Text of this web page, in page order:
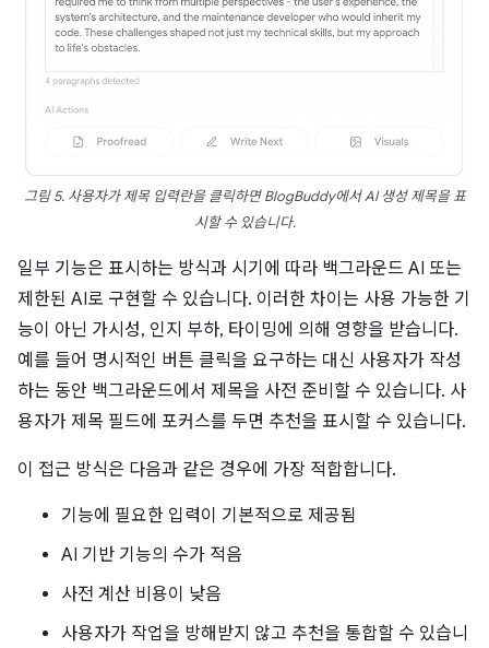
그림 5. 사용자가 제목 입력란을 클릭하면 BlogBuddy에서 AI 생성 제목을 표
시할 수 있습니다.
일부 기능은 표시하는 방식과 시기에 따라 백그라운드 AI 또는
제한된 AI로 구현할 수 있습니다. 이러한 차이는 사용 가능한 기
능이 아닌 가시성, 인지 부하, 타이밍에 의해 영향을 받습니다.
예를 들어 명시적인 버튼 클릭을 요구하는 대신 사용자가 작성
하는 동안 백그라운드에서 제목을 사전 준비할 수 있습니다. 사
용자가 제목 필드에 포커스를 두면 추천을 표시할 수 있습니다.
이 접근 방식은 다음과 같은 경우에 가장 적합합니다.
기능에 필요한 입력이 기본적으로 제공됨
AI 기반 기능의 수가 적음
사전 계산 비용이 낮음
사용자가 작업을 방해받지 않고 추천을 통합할 수 있습니